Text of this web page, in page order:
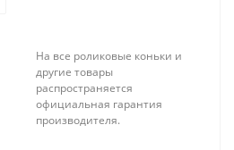
На все роликовые коньки и
другие товары
распространяется
официальная гарантия
производителя.